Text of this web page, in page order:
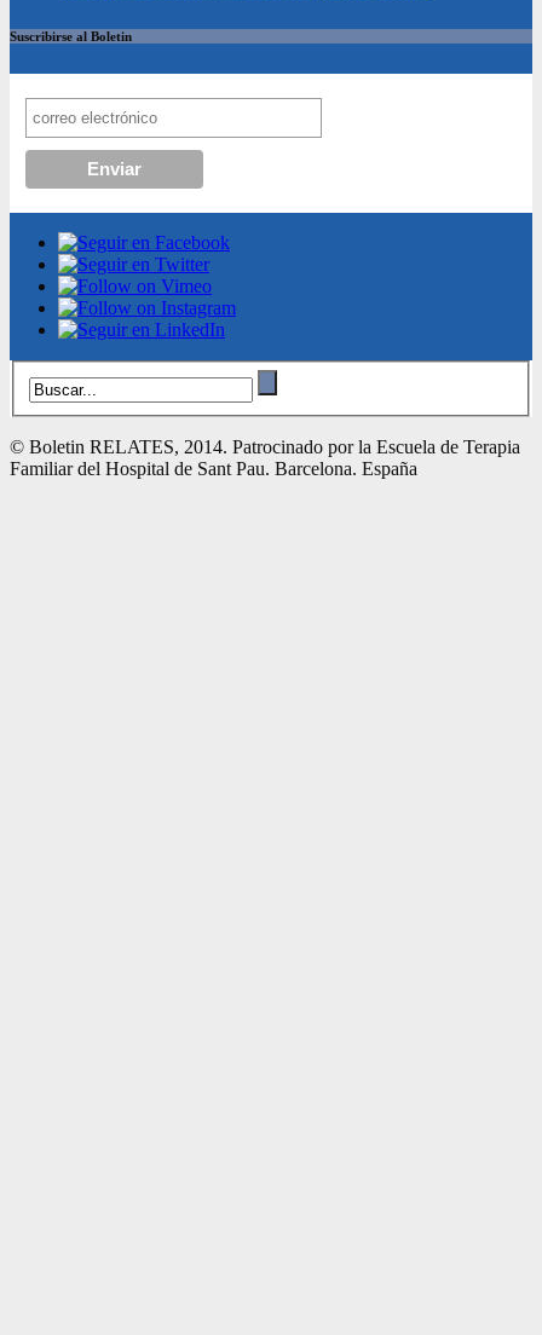
Suscribirse al Boletin
© Boletin RELATES, 2014. Patrocinado por la Escuela de Terapia
Familiar del Hospital de Sant Pau. Barcelona. España